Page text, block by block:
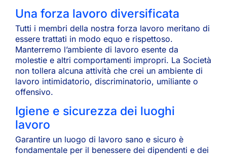
Una forza lavoro diversificata
Tutti i membri della nostra forza lavoro meritano di
essere trattati in modo equo e rispettoso.
Manterremo l’ambiente di lavoro esente da
molestie e altri comportamenti impropri. La Società
non tollera alcuna attività che crei un ambiente di
lavoro intimidatorio, discriminatorio, umiliante o
offensivo.
Igiene e sicurezza dei luoghi
lavoro
Garantire un luogo di lavoro sano e sicuro è
fondamentale per il benessere dei dipendenti e dei